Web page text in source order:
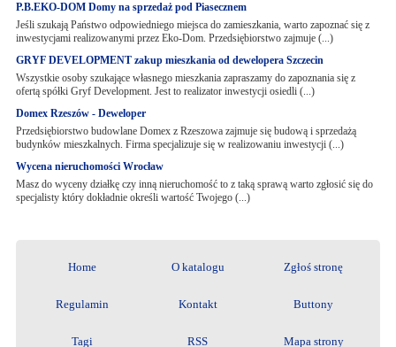
P.B.EKO-DOM Domy na sprzedaż pod Piasecznem
Jeśli szukają Państwo odpowiedniego miejsca do zamieszkania, warto zapoznać się z
inwestycjami realizowanymi przez Eko-Dom. Przedsiębiorstwo zajmuje (...)
GRYF DEVELOPMENT zakup mieszkania od dewelopera Szczecin
Wszystkie osoby szukające własnego mieszkania zapraszamy do zapoznania się z
ofertą spółki Gryf Development. Jest to realizator inwestycji osiedli (...)
Domex Rzeszów - Deweloper
Przedsiębiorstwo budowlane Domex z Rzeszowa zajmuje się budową i sprzedażą
budynków mieszkalnych. Firma specjalizuje się w realizowaniu inwestycji (...)
Wycena nieruchomości Wrocław
Masz do wyceny działkę czy inną nieruchomość to z taką sprawą warto zgłosić się do
specjalisty który dokładnie określi wartość Twojego (...)
Home O katalogu Zgłoś stronę
Regulamin Kontakt Buttony
Tagi RSS Mapa strony